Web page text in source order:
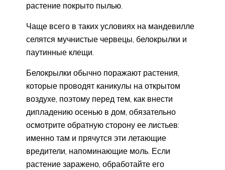
растение покрыто пылью.
Чаще всего в таких условиях на мандевилле
селятся мучнистые червецы, белокрылки и
паутинные клещи.
Белокрылки обычно поражают растения,
которые проводят каникулы на открытом
воздухе, поэтому перед тем, как внести
дипладению осенью в дом, обязательно
осмотрите обратную сторону ее листьев:
именно там и прячутся эти летающие
вредители, напоминающие моль. Если
растение заражено, обработайте его